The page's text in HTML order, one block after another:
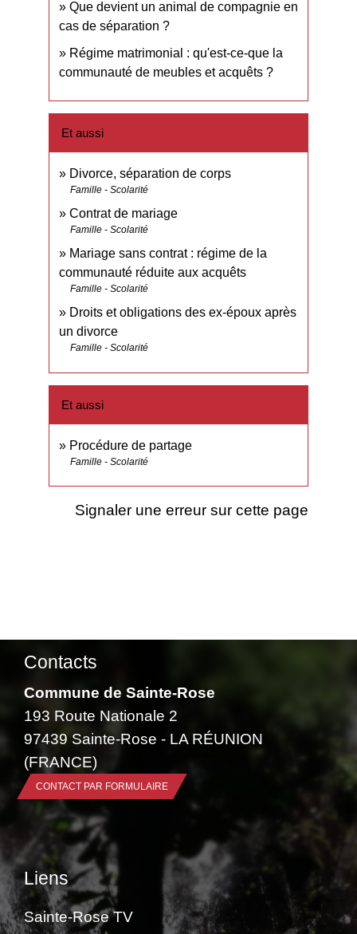
Que devient un animal de compagnie en
cas de séparation ?
Régime matrimonial : qu'est-ce-que la
communauté de meubles et acquêts ?
Et aussi
Divorce, séparation de corps
Famille - Scolarité
Contrat de mariage
Famille - Scolarité
Mariage sans contrat : régime de la
communauté réduite aux acquêts
Famille - Scolarité
Droits et obligations des ex-époux après
un divorce
Famille - Scolarité
Et aussi
Procédure de partage
Famille - Scolarité
Signaler une erreur sur cette page
Contacts
Commune de Sainte-Rose
193 Route Nationale 2
97439 Sainte-Rose - LA RÉUNION
(FRANCE)
CONTACT PAR FORMULAIRE
Liens
Sainte-Rose TV